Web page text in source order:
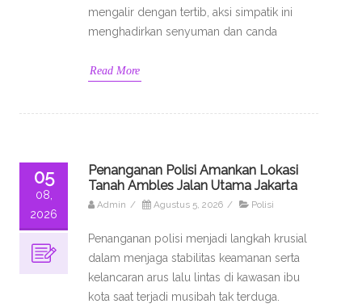
mengalir dengan tertib, aksi simpatik ini
menghadirkan senyuman dan canda
Read More
05
08,
2026
Penanganan Polisi Amankan Lokasi
Tanah Ambles Jalan Utama Jakarta
Admin / Agustus 5, 2026 / Polisi
Penanganan polisi menjadi langkah krusial
dalam menjaga stabilitas keamanan serta
kelancaran arus lalu lintas di kawasan ibu
kota saat terjadi musibah tak terduga.